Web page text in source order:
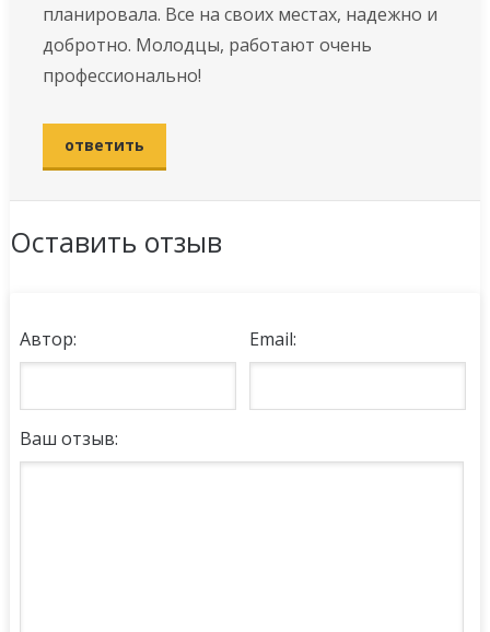
планировала. Все на своих местах, надежно и
добротно. Молодцы, работают очень
профессионально!
ответить
Оставить отзыв
Автор: Email:
Ваш отзыв: